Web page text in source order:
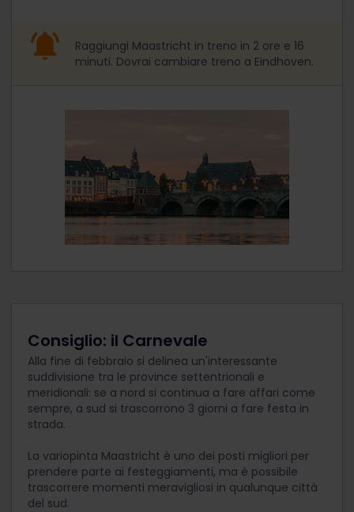
Raggiungi Maastricht in treno in 2 ore e 16
minuti. Dovrai cambiare treno a Eindhoven.
Consiglio: il Carnevale
Alla fine di febbraio si delinea un'interessante
suddivisione tra le province settentrionali e
meridionali: se a nord si continua a fare affari come
sempre, a sud si trascorrono 3 giorni a fare festa in
strada.
La variopinta Maastricht è uno dei posti migliori per
prendere parte ai festeggiamenti, ma è possibile
trascorrere momenti meravigliosi in qualunque città
del sud.